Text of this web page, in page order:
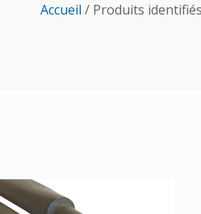
Accueil / Produits